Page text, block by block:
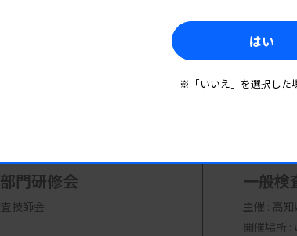
渣成分の再確認 ～円柱類～
（広島赤十字・原爆病院）
研修会
門研修会
技師会
一般
主催 : 高
開催場所 :
はい
※「いいえ」を選択した